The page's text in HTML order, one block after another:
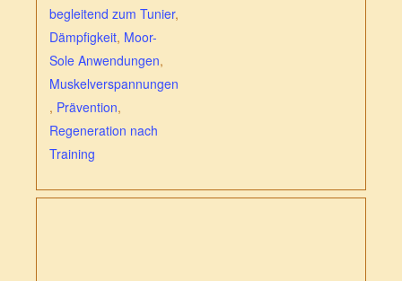
begleitend zum Tunier,
Dämpfigkeit, Moor-
Sole Anwendungen,
Muskelverspannungen
, Prävention,
Regeneration nach
Training